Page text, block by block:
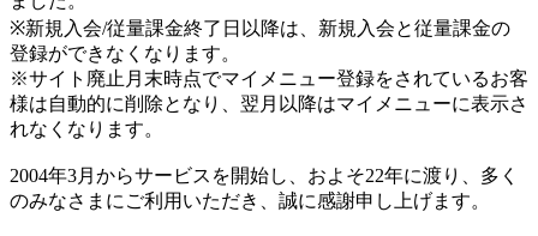
※新規入会/従量課金終了日以降は、新規入会と従量課金の
登録ができなくなります。
※サイト廃止月末時点でマイメニュー登録をされているお客
様は自動的に削除となり、翌月以降はマイメニューに表示さ
れなくなります。
2004年3月からサービスを開始し、およそ22年に渡り、多く
のみなさまにご利用いただき、誠に感謝申し上げます。